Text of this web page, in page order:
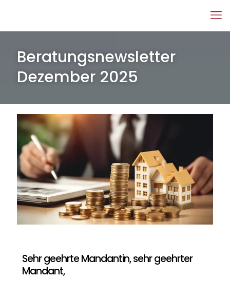
Beratungsnewsletter
Dezember 2025
Sehr geehrte Mandantin, sehr geehrter
Mandant,